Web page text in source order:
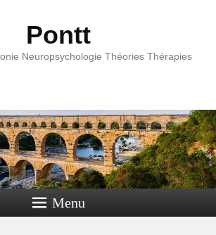
Pontt
Neuropsychologie Théories Thérapies
Menu